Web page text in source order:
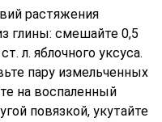
растяжения
глины: смешайте 0,5
л. яблочного уксуса.
пару измельченных
на воспаленный
повязкой, укутайте